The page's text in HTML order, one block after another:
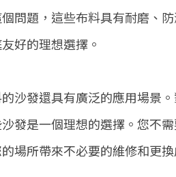
問題，這些布料具有耐磨、
好的理想選擇。
沙發還具有廣泛的應用場景
發是一個理想的選擇。您不
場所帶來不必要的維修和更換